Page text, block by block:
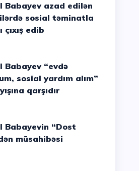
sosial təminatla
çıxış edib
sosial yardım alım”
qarşıdır
müsahibəsi